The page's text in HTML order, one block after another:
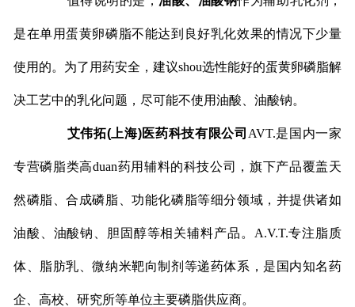
是在单用蛋黄卵磷脂不能达到良好乳化效果的情况下少量
使用的。为了用药安全，建议shou选性能好的蛋黄卵磷脂解
决工艺中的乳化问题，尽可能不使用油酸、油酸钠。
艾伟拓(上海)医药科技有限公司 AVT.是国内一家
专营磷脂类高duan药用辅料的科技公司，旗下产品覆盖天
然磷脂、合成磷脂、功能化磷脂等细分领域，并提供诸如
油酸、油酸钠、胆固醇等相关辅料产品。A.V.T.专注脂质
体、脂肪乳、微纳米靶向制剂等递药体系，是国内知名药
企、高校、研究所等单位主要磷脂供应商。